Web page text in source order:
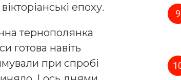
епоху.
тернополянка
готова навіть
при спробі